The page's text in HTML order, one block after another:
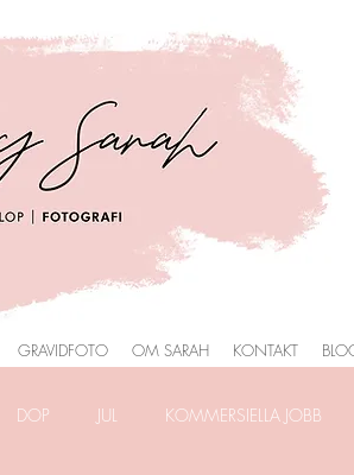
DOP JUL KOMMERSIELLA JOBB
GRAVIDFOTO OM SARAH KONTAKT